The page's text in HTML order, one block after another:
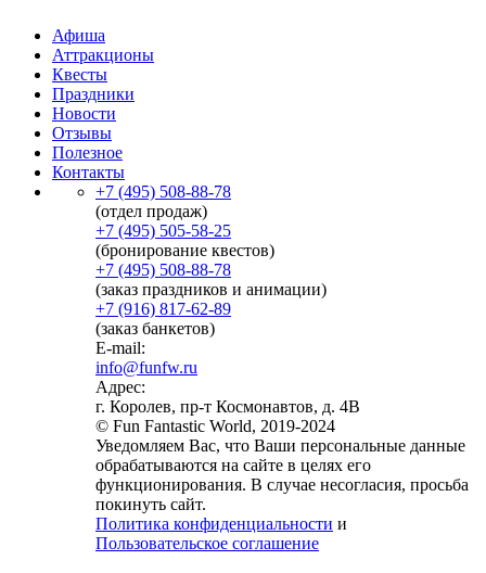
Афиша
Аттракционы
Квесты
Праздники
Новости
Отзывы
Полезное
Контакты
+7 (495) 508-88-78
(отдел продаж)
+7 (495) 505-58-25
(бронирование квестов)
+7 (495) 508-88-78
(заказ праздников и анимации)
+7 (916) 817-62-89
(заказ банкетов)
E-mail:
info@funfw.ru
Адрес:
г. Королев, пр-т Космонавтов, д. 4В
© Fun Fantastic World, 2019-2024
Уведомляем Вас, что Ваши персональные данные
обрабатываются на сайте в целях его
функционирования. В случае несогласия, просьба
покинуть сайт.
Политика конфиденциальности и
Пользовательское соглашение